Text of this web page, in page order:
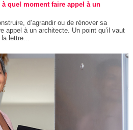
quel moment faire appel à un
d’agrandir ou de rénover sa
appel à un architecte. Un point qu’il vaut
la lettre...